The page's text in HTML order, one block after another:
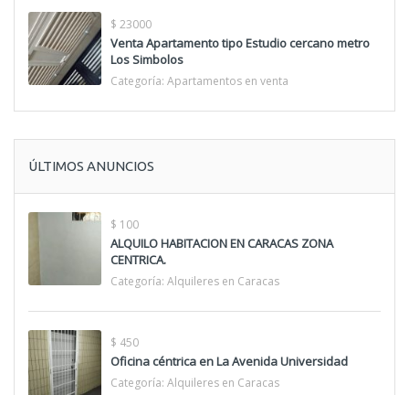
$ 23000
Venta Apartamento tipo Estudio cercano metro
Los Simbolos
Categoría: Apartamentos en venta
ÚLTIMOS ANUNCIOS
$ 100
ALQUILO HABITACION EN CARACAS ZONA
CENTRICA.
Categoría: Alquileres en Caracas
$ 450
Oficina céntrica en La Avenida Universidad
Categoría: Alquileres en Caracas